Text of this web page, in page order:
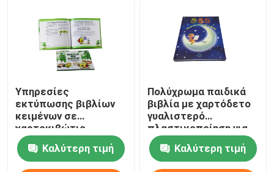
Υπηρεσίες
εκτύπωσης βιβλίων
κειμένων σε
χαρτοκιβώτιο
εικόνων Υλικά από
σμάλτο χαρτί για
παιδιά
Καλύτερη τιμή
Πολύχρωμα παιδικά
βιβλία με χαρτόδετο
γυαλιστερό
πλαστικοποίηση για
εκτύπωση
Καλύτερη τιμή